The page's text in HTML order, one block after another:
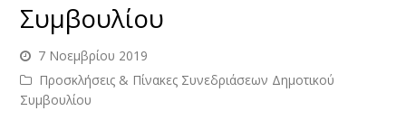
Συμβουλίου
7 Νοεμβρίου 2019
Προσκλήσεις & Πίνακες Συνεδριάσεων Δημοτικού
Συμβουλίου